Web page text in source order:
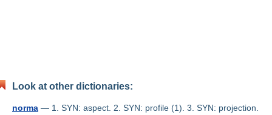
Look at other dictionaries:
norma — 1. SYN: aspect. 2. SYN: profile (1). 3. SYN: projection.